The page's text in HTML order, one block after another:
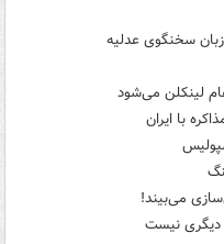
سخنگوی عدلیه
لینکلن می‌شود
با ایران
می‌بیند!
دیگری نیست